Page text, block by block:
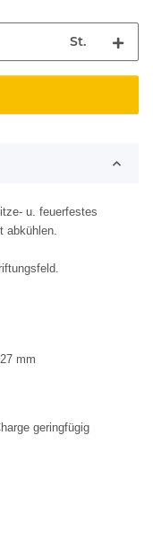
St.
u. feuerfestes
abkühlen.
mm
geringfügig